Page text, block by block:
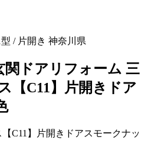
/ 片開き 神奈川県
関ドアリフォーム 三
【C11】片開きドア